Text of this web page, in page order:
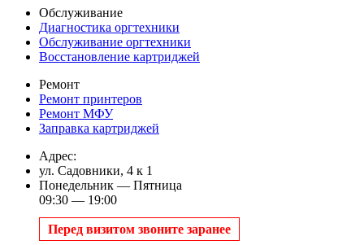
Обслуживание
Диагностика оргтехники
Обслуживание оргтехники
Восстановление картриджей
Ремонт
Ремонт принтеров
Ремонт МФУ
Заправка картриджей
Адрес:
ул. Садовники, 4 к 1
Понедельник — Пятница
09:30 — 19:00
Перед визитом звоните заранее